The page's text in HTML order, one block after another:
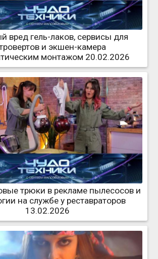
вред гель-лаков, сервисы для
и экшен-камера
монтажом 20.02.2026
трюки в рекламе пылесосов и
на службе у реставраторов
13.02.2026